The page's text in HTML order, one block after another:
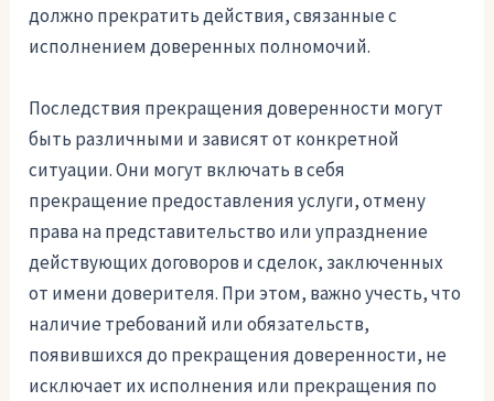
должно прекратить действия, связанные с
исполнением доверенных полномочий.
Последствия прекращения доверенности могут
быть различными и зависят от конкретной
ситуации. Они могут включать в себя
прекращение предоставления услуги, отмену
права на представительство или упразднение
действующих договоров и сделок, заключенных
от имени доверителя. При этом, важно учесть, что
наличие требований или обязательств,
появившихся до прекращения доверенности, не
исключает их исполнения или прекращения по